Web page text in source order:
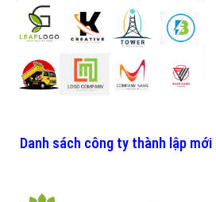
Danh sách công ty thành lập mới